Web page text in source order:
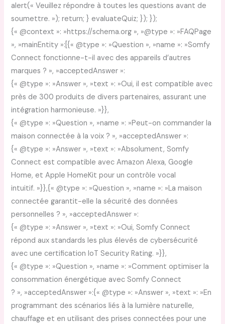
alert(« Veuillez répondre à toutes les questions avant de
soumettre. »); return; } evaluateQuiz; }); });
{« @context »: »https://schema.org », »@type »: »FAQPage
», »mainEntity »:[{« @type »: »Question », »name »: »Somfy
Connect fonctionne-t-il avec des appareils d’autres
marques ? », »acceptedAnswer »:
{« @type »: »Answer », »text »: »Oui, il est compatible avec
près de 300 produits de divers partenaires, assurant une
intégration harmonieuse. »}},
{« @type »: »Question », »name »: »Peut-on commander la
maison connectée à la voix ? », »acceptedAnswer »:
{« @type »: »Answer », »text »: »Absolument, Somfy
Connect est compatible avec Amazon Alexa, Google
Home, et Apple HomeKit pour un contrôle vocal
intuitif. »}},{« @type »: »Question », »name »: »La maison
connectée garantit-elle la sécurité des données
personnelles ? », »acceptedAnswer »:
{« @type »: »Answer », »text »: »Oui, Somfy Connect
répond aux standards les plus élevés de cybersécurité
avec une certification IoT Security Rating. »}},
{« @type »: »Question », »name »: »Comment optimiser la
consommation énergétique avec Somfy Connect
? », »acceptedAnswer »:{« @type »: »Answer », »text »: »En
programmant des scénarios liés à la lumière naturelle,
chauffage et en utilisant des prises connectées pour une